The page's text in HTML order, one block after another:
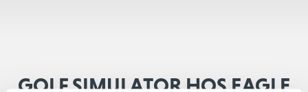
GOLF SIMULATOR HOS EAGLE